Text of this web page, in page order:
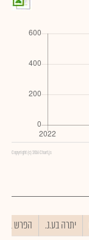
Copyright (c) 2016 Chart.js
יתרה בע.נ. הפרש